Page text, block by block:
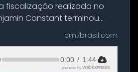
fiscalização realizada no
Constant terminou
aproximadamente 115
em uma
no porto da cidade. O
cm7brasil.com
0:00 / 1:44
powered by VOICEXPRESS